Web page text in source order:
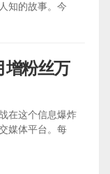
知的故事。今
增粉丝万
在这个信息爆炸
媒体平台。每